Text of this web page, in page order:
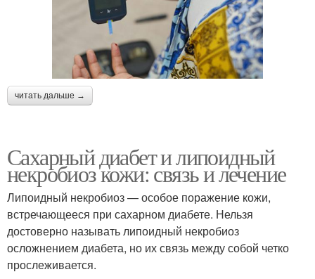
читать дальше →
Сахарный диабет и липоидный
некробиоз кожи: связь и лечение
Липоидный некробиоз — особое поражение кожи,
встречающееся при сахарном диабете. Нельзя
достоверно называть липоидный некробиоз
осложнением диабета, но их связь между собой четко
прослеживается.